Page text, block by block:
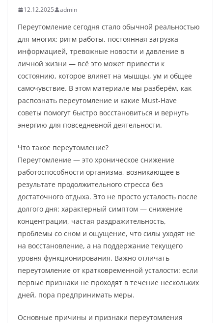
12.12.2025 admin
Переутомление сегодня стало обычной реальностью
для многих: ритм работы, постоянная загрузка
информацией, тревожные новости и давление в
личной жизни — всё это может привести к
состоянию, которое влияет на мышцы, ум и общее
самочувствие. В этом материале мы разберём, как
распознать переутомление и какие Must-Have
советы помогут быстро восстановиться и вернуть
энергию для повседневной деятельности.
Что такое переутомление?
Переутомление — это хроническое снижение
работоспособности организма, возникающее в
результате продолжительного стресса без
достаточного отдыха. Это не просто усталость после
долгого дня: характерный симптом — снижение
концентрации, частая раздражительность,
проблемы со сном и ощущение, что силы уходят не
на восстановление, а на поддержание текущего
уровня функционирования. Важно отличать
переутомление от кратковременной усталости: если
первые признаки не проходят в течение нескольких
дней, пора предпринимать меры.
Основные причины и признаки переутомления